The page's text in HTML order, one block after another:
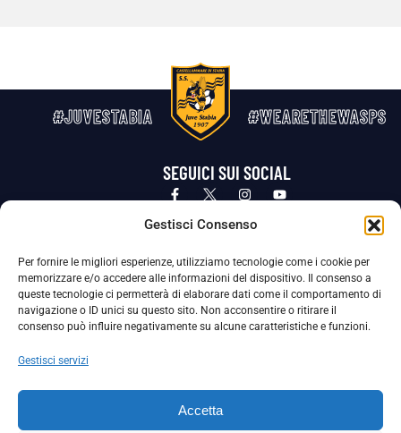
Gestisci Consenso
Per fornire le migliori esperienze, utilizziamo tecnologie come i cookie per
memorizzare e/o accedere alle informazioni del dispositivo. Il consenso a
queste tecnologie ci permetterà di elaborare dati come il comportamento di
navigazione o ID unici su questo sito. Non acconsentire o ritirare il
consenso può influire negativamente su alcune caratteristiche e funzioni.
Gestisci servizi
Accetta
#JUVESTABIA #WEARETHEWASPS
SEGUICI SUI SOCIAL
Privacy Policy Cookie Policy
La Società ha nominato il Responsabile della Protezione dei Dati Personali (DPO), figura specializzata che vigila sulle modalità
adottate dalla nostra Società per tutelare i Suoi dati personali.
Per contattare il DPO può scrivere a